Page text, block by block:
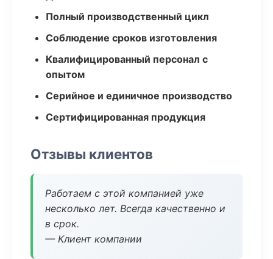
Полный производственный цикл
Соблюдение сроков изготовления
Квалифицированный персонал с
опытом
Серийное и единичное производство
Сертифицированная продукция
Отзывы клиентов
Работаем с этой компанией уже
несколько лет. Всегда качественно и
в срок.
— Клиент компании